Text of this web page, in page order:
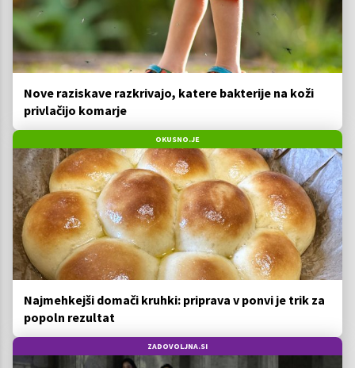
Nove raziskave razkrivajo, katere bakterije na koži
privlačijo komarje
OKUSNO.JE
Najmehkejši domači kruhki: priprava v ponvi je trik za
popoln rezultat
ZADOVOLJNA.SI